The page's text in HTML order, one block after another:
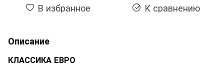
В избранное К сравнению
Описание
КЛАССИКА ЕВРО